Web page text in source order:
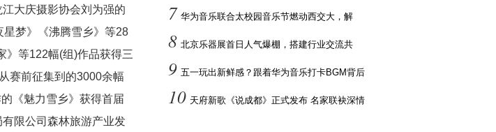
大庆摄影协会刘为强的
梦》《沸腾雪乡》等28
》等122幅(组)作品获得三
前征集到的3000余幅
《魅力雪乡》获得首届
限公司森林旅游产业发
7 华为音乐联合太校园音乐节燃动西交大，解
8 北京乐器展首日人气爆棚，搭建行业交流共
9 五一玩出新鲜感？跟着华为音乐打卡BGM背后
10 天府新歌《说成都》正式发布 名家联袂深情